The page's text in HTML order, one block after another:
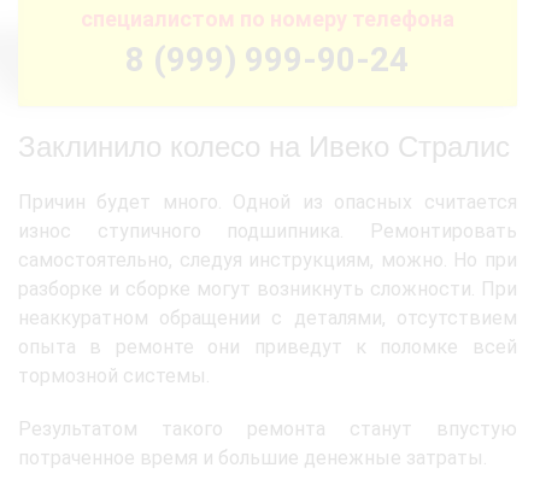
специалистом по номеру телефона
8 (999) 999-90-24
Заклинило колесо на Ивеко Стралис
Причин будет много. Одной из опасных считается
износ ступичного подшипника. Ремонтировать
самостоятельно, следуя инструкциям, можно. Но при
разборке и сборке могут возникнуть сложности. При
неаккуратном обращении с деталями, отсутствием
опыта в ремонте они приведут к поломке всей
тормозной системы.
Результатом такого ремонта станут впустую
потраченное время и большие денежные затраты.